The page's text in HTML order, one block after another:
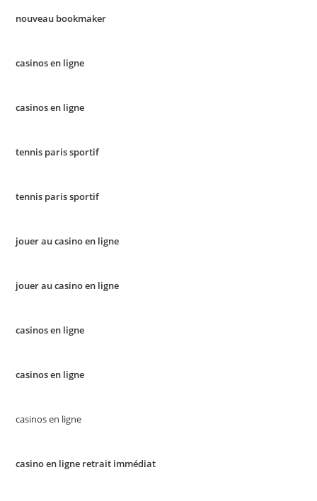
nouveau bookmaker
casinos en ligne
casinos en ligne
tennis paris sportif
tennis paris sportif
jouer au casino en ligne
jouer au casino en ligne
casinos en ligne
casinos en ligne
casinos en ligne
casino en ligne retrait immédiat